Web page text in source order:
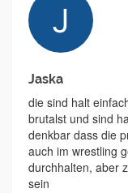
Jaska
die sind halt
brutalst und sind
denkbar dass die
auch im wrestling
durchhalten, aber
sein